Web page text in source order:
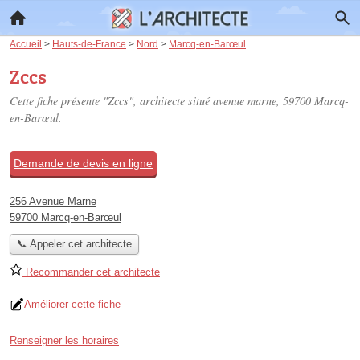
Accueil > Hauts-de-France > Nord > Marcq-en-Barœul
Zccs
Cette fiche présente "Zccs", architecte situé avenue marne, 59700 Marcq-
en-Barœul.
Demande de devis en ligne
256 Avenue Marne
59700 Marcq-en-Barœul
📞 Appeler cet architecte
Recommander cet architecte
Améliorer cette fiche
Renseigner les horaires